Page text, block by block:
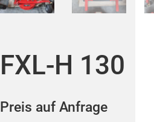
FXL-H 130
Preis auf Anfrage